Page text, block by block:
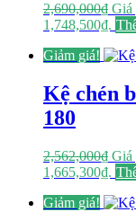
2,690,000₫ Giá
1,748,500₫.
Giảm giá!
Kệ chén
180
2,562,000₫ Giá
1,665,300₫.
Giảm giá!